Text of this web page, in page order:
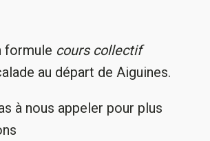
formule cours collectif
au départ de Aiguines.
à nous appeler pour plus